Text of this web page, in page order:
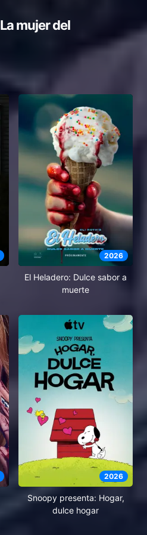
La mujer del
2026
El Heladero: Dulce sabor a
muerte
2026
Snoopy presenta: Hogar,
dulce hogar